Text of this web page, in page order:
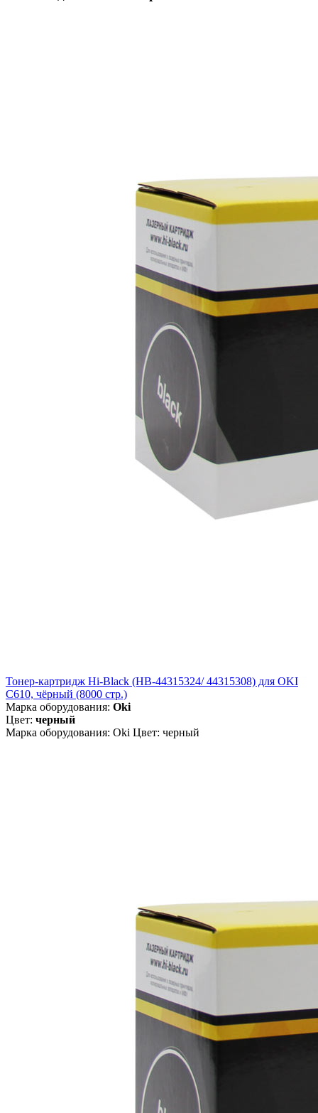
Тонер-картридж Hi-Black (HB-44315324/ 44315308) для OKI
C610, чёрный (8000 стр.)
Марка оборудования: Oki
Цвет: черный
Марка оборудования: Oki Цвет: черный